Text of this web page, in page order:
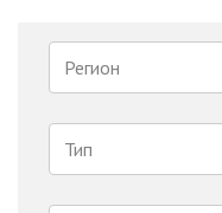
Регион
Тип